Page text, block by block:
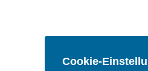
Cookie-